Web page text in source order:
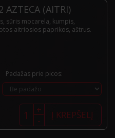
AZTECA (AITRI)
sūris mocarela, kumpis,
aitriosios paprikos, aštrus.
Padažas prie picos:
produkto
kiekis:
Nr.32
Azteca
-
+ Į KREPŠELĮ